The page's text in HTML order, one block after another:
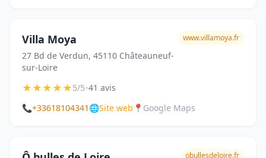
Villa Moya
27 Bd de Verdun, 45110 Châteauneuf-
sur-Loire
www.villamoya.fr
★★★★★5/5•41 avis
📞+33618104341 🌐Site web 📍 Google Maps
obullesdeloire.fr